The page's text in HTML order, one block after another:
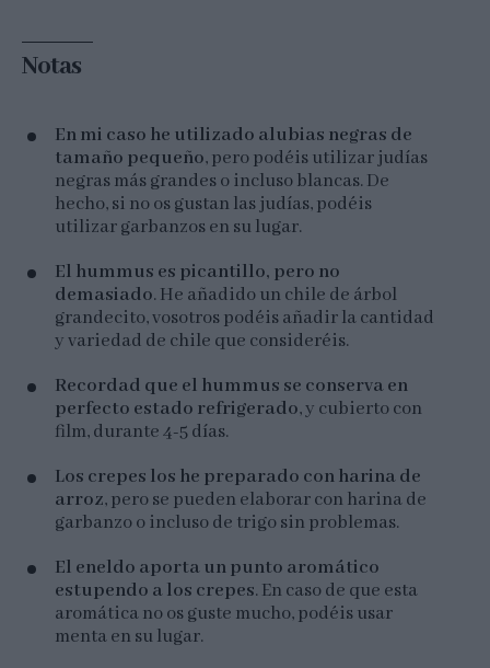
Notas
En mi caso he utilizado alubias negras de
tamaño pequeño, pero podéis utilizar judías
negras más grandes o incluso blancas. De
hecho, si no os gustan las judías, podéis
utilizar garbanzos en su lugar.
El hummus es picantillo, pero no
demasiado. He añadido un chile de árbol
grandecito, vosotros podéis añadir la cantidad
y variedad de chile que consideréis.
Recordad que el hummus se conserva en
perfecto estado refrigerado, y cubierto con
film, durante 4-5 días.
Los crepes los he preparado con harina de
arroz, pero se pueden elaborar con harina de
garbanzo o incluso de trigo sin problemas.
El eneldo aporta un punto aromático
estupendo a los crepes. En caso de que esta
aromática no os guste mucho, podéis usar
menta en su lugar.